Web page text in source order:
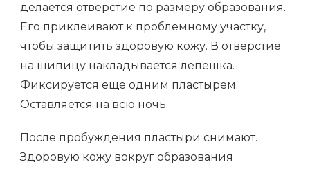
делается отверстие по размеру образования.
Его приклеивают к проблемному участку,
чтобы защитить здоровую кожу. В отверстие
на шипицу накладывается лепешка.
Фиксируется еще одним пластырем.
Оставляется на всю ночь.
После пробуждения пластыри снимают.
Здоровую кожу вокруг образования